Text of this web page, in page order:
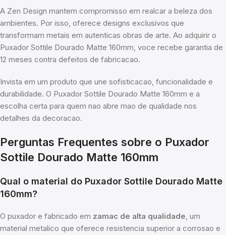
A Zen Design mantem compromisso em realcar a beleza dos
ambientes. Por isso, oferece designs exclusivos que
transformam metais em autenticas obras de arte. Ao adquirir o
Puxador Sottile Dourado Matte 160mm, voce recebe garantia de
12 meses contra defeitos de fabricacao.
Invista em um produto que une sofisticacao, funcionalidade e
durabilidade. O Puxador Sottile Dourado Matte 160mm e a
escolha certa para quem nao abre mao de qualidade nos
detalhes da decoracao.
Perguntas Frequentes sobre o Puxador
Sottile Dourado Matte 160mm
Qual o material do Puxador Sottile Dourado Matte
160mm?
O puxador e fabricado em zamac de alta qualidade, um
material metalico que oferece resistencia superior a corrosao e